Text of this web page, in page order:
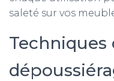
saleté sur vos
Techniques